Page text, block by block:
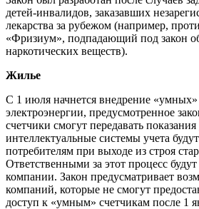
детей-инвалидов, заказавших
лекарства за рубежом (например,
«Фризиум», подпадающий под закон
наркотических веществ).
Жилье
С 1 июля начнется внедрение «умных»
электроэнергии, предусмотренное
счетчики смогут передавать
интеллектуальные системы учета
потребителям при выходе из строя
Ответственными за этот процесс
компании. Закон предусматривает
компаний, которые не смогут
доступ к «умным» счетчикам после 1